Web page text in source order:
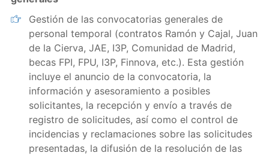
Gestión de las convocatorias generales de
personal temporal (contratos Ramón y Cajal, Juan
de la Cierva, JAE, I3P, Comunidad de Madrid,
becas FPI, FPU, I3P, Finnova, etc.). Esta gestión
incluye el anuncio de la convocatoria, la
información y asesoramiento a posibles
solicitantes, la recepción y envío a través de
registro de solicitudes, así como el control de
incidencias y reclamaciones sobre las solicitudes
presentadas, la difusión de la resolución de las